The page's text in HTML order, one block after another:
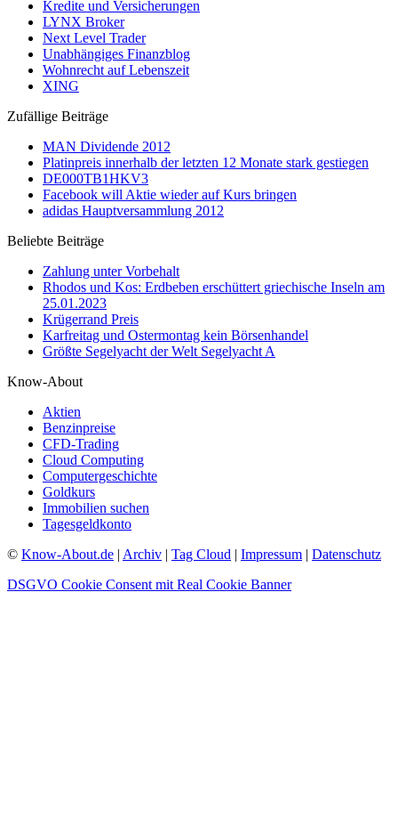
Kredite und Versicherungen
LYNX Broker
Next Level Trader
Unabhängiges Finanzblog
Wohnrecht auf Lebenszeit
XING
Zufällige Beiträge
MAN Dividende 2012
Platinpreis innerhalb der letzten 12 Monate stark gestiegen
DE000TB1HKV3
Facebook will Aktie wieder auf Kurs bringen
adidas Hauptversammlung 2012
Beliebte Beiträge
Zahlung unter Vorbehalt
Rhodos und Kos: Erdbeben erschüttert griechische Inseln am
25.01.2023
Krügerrand Preis
Karfreitag und Ostermontag kein Börsenhandel
Größte Segelyacht der Welt Segelyacht A
Know-About
Aktien
Benzinpreise
CFD-Trading
Cloud Computing
Computergeschichte
Goldkurs
Immobilien suchen
Tagesgeldkonto
© Know-About.de | Archiv | Tag Cloud | Impressum | Datenschutz
DSGVO Cookie Consent mit Real Cookie Banner